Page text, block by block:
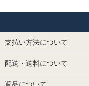
支払い方法について
配送・送料について
返品について